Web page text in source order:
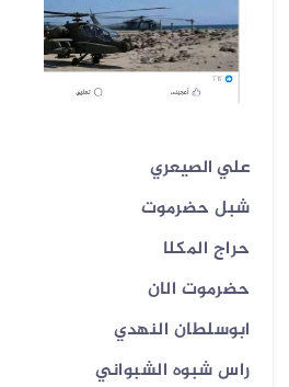
علي الصيعري
شبل حضرموت
حراج المكلا
حضرموت الان
ابوسلطان النهدي
راس شبوه الشبواني